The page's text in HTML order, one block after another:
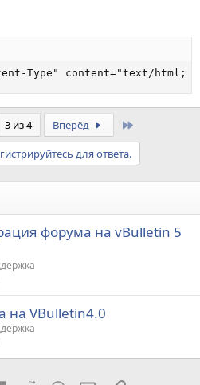
Type" content="text/html;
3 из 4 Вперёд
для ответа.
форума на vBulletin 5
на VBulletin4.0